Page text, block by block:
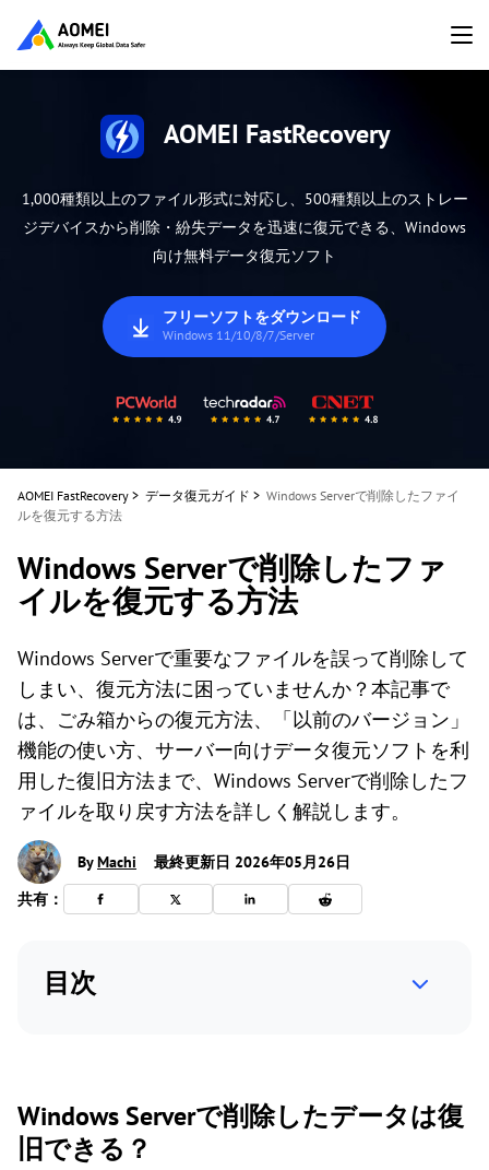
AOMEI FastRecovery
1,000種類以上のファイル形式に対応し、500種類以上のストレー
ジデバイスから削除・紛失データを迅速に復元できる、Windows
向け無料データ復元ソフト
フリーソフトをダウンロード
Windows 11/10/8/7/Server
AOMEI FastRecovery > データ復元ガイド > Windows Serverで削除したファイ
ルを復元する方法
Windows Serverで削除したファ
イルを復元する方法
Windows Serverで重要なファイルを誤って削除して
しまい、復元方法に困っていませんか？本記事で
は、ごみ箱からの復元方法、「以前のバージョン」
機能の使い方、サーバー向けデータ復元ソフトを利
用した復旧方法まで、Windows Serverで削除したフ
ァイルを取り戻す方法を詳しく解説します。
ByMachi
最終更新日 2026年05月26日
共有：
目次
Windows Serverで削除したデータは復
旧できる？